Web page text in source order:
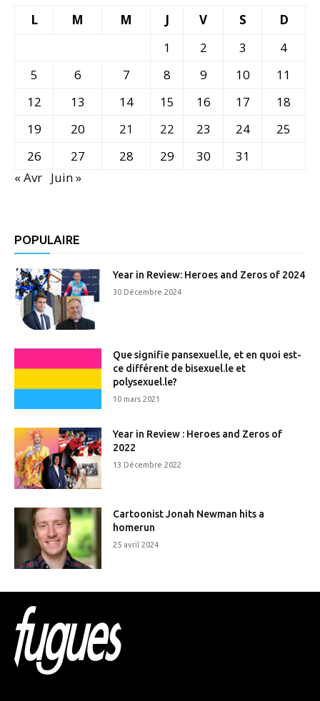
L
M M J V S
D
1
2 3
4
5
6 7 8 9 10
11
12
13 14 15 16 17
18
19
20 21 22 23 24
25
26
27 28 29 30
31
« Avr Juin »
POPULAIRE
Year in Review: Heroes and Zeros of 2024
30 Décembre 2024
Que signifie pansexuel.le, et en quoi est-
ce différent de bisexuel.le et
polysexuel.le?
10 mars 2021
Year in Review : Heroes and Zeros of
2022
13 Décembre 2022
Cartoonist Jonah Newman hits a
homerun
25 avril 2024